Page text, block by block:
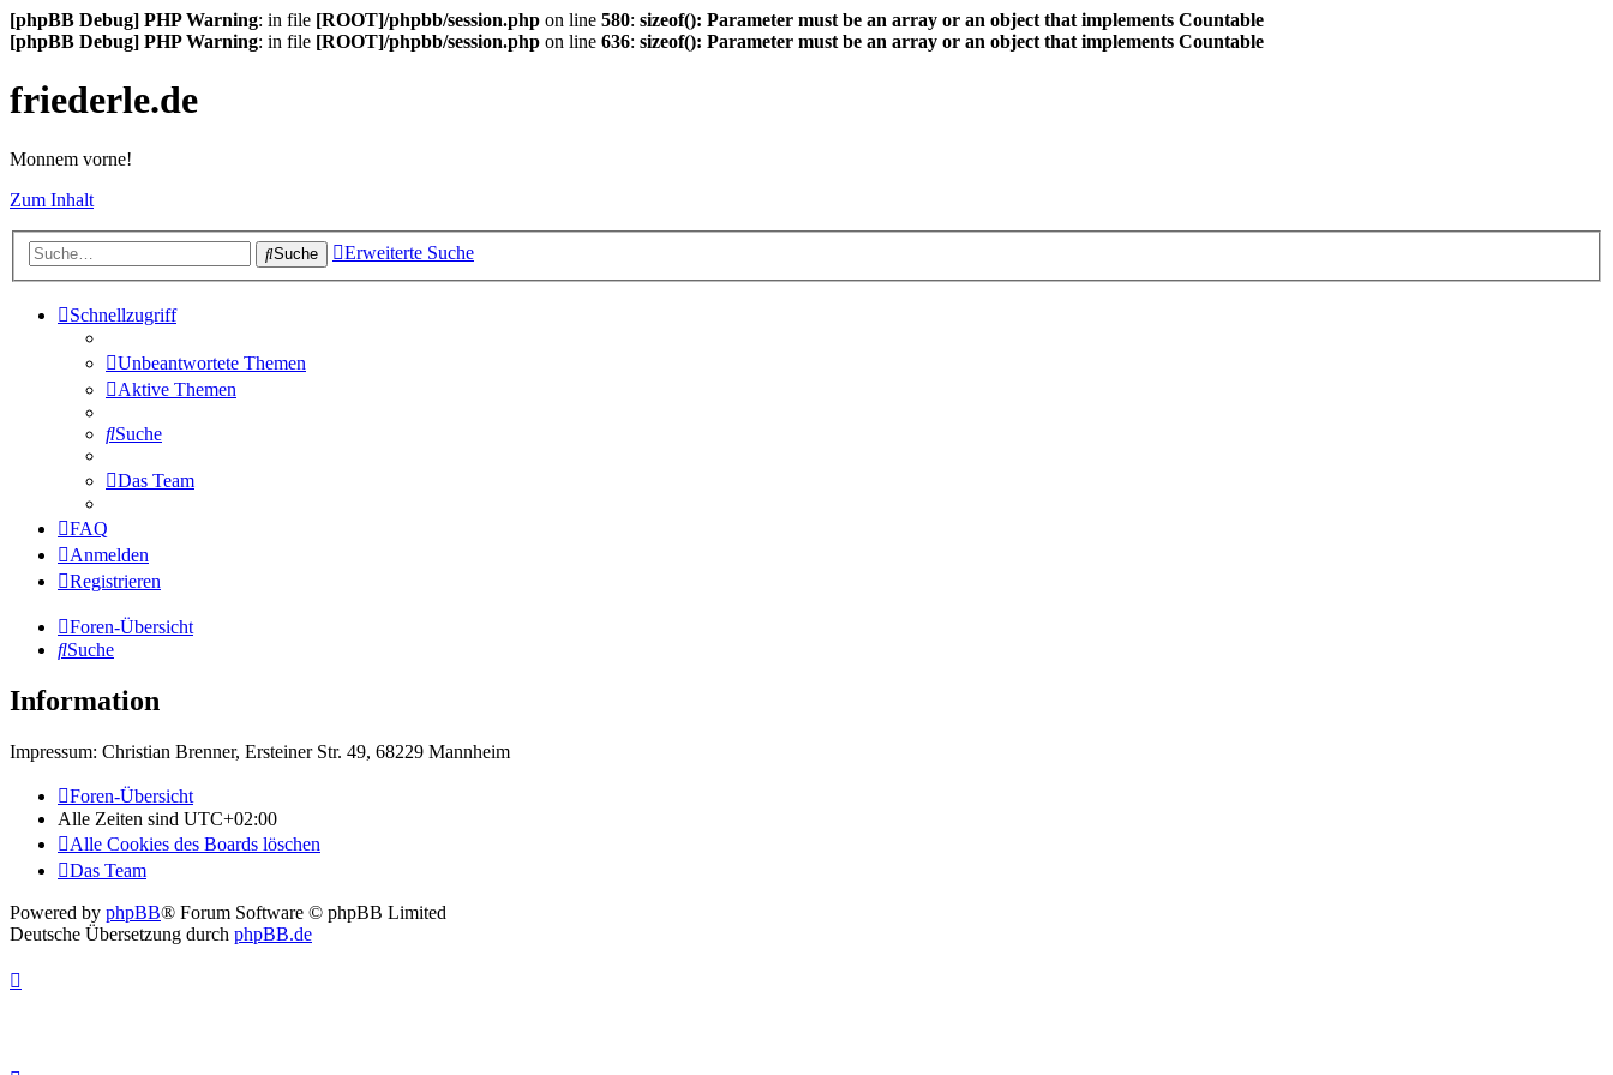
[phpBB Debug] PHP Warning: in file [ROOT]/phpbb/session.php on line 580: sizeof(): Parameter must be an array or an object that implements Countable
[phpBB Debug] PHP Warning: in file [ROOT]/phpbb/session.php on line 636: sizeof(): Parameter must be an array or an object that implements Countable
friederle.de
Monnem vorne!
Zum Inhalt
Suche Erweiterte Suche
Schnellzugriff
Unbeantwortete Themen
Aktive Themen
Suche
Das Team
FAQ
Anmelden
Registrieren
Foren-Übersicht
Suche
Information
Impressum: Christian Brenner, Ersteiner Str. 49, 68229 Mannheim
Foren-Übersicht
Alle Zeiten sind UTC+02:00
Alle Cookies des Boards löschen
Das Team
Powered by phpBB® Forum Software © phpBB Limited
Deutsche Übersetzung durch phpBB.de